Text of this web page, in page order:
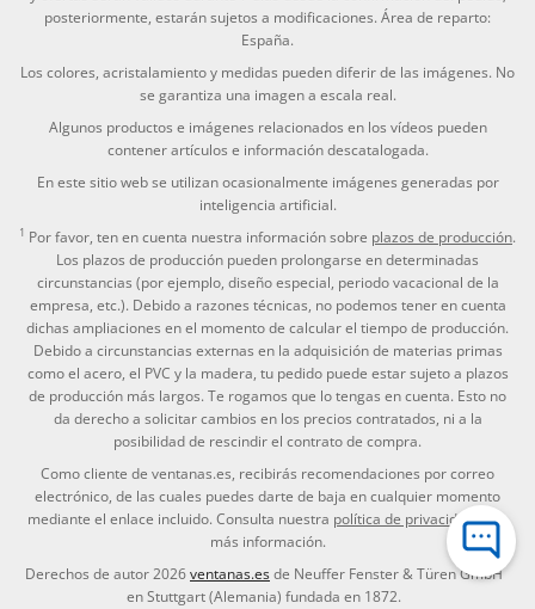
posteriormente, estarán sujetos a modificaciones. Área de reparto:
España.
Los colores, acristalamiento y medidas pueden diferir de las imágenes. No
se garantiza una imagen a escala real.
Algunos productos e imágenes relacionados en los vídeos pueden
contener artículos e información descatalogada.
En este sitio web se utilizan ocasionalmente imágenes generadas por
inteligencia artificial.
1 Por favor, ten en cuenta nuestra información sobre plazos de producción.
Los plazos de producción pueden prolongarse en determinadas
circunstancias (por ejemplo, diseño especial, periodo vacacional de la
empresa, etc.). Debido a razones técnicas, no podemos tener en cuenta
dichas ampliaciones en el momento de calcular el tiempo de producción.
Debido a circunstancias externas en la adquisición de materias primas
como el acero, el PVC y la madera, tu pedido puede estar sujeto a plazos
de producción más largos. Te rogamos que lo tengas en cuenta. Esto no
da derecho a solicitar cambios en los precios contratados, ni a la
posibilidad de rescindir el contrato de compra.
Como cliente de ventanas.es, recibirás recomendaciones por correo
electrónico, de las cuales puedes darte de baja en cualquier momento
mediante el enlace incluido. Consulta nuestra política de privacidadpara
más información.
Derechos de autor 2026ventanas.esde Neuffer Fenster & Türen GmbH
en Stuttgart (Alemania) fundada en 1872.